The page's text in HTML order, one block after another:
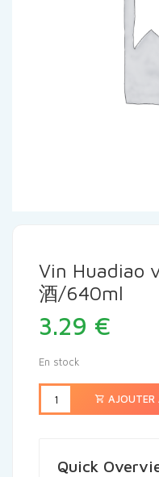
Vin Huadiao
酒/640ml
3.29 €
En stock
AJOUTER
Quick